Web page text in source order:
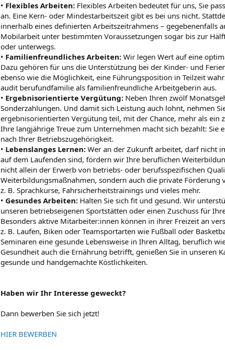
• Flexibles Arbeiten: Flexibles Arbeiten bedeutet für uns, Sie
an. Eine Kern- oder Mindestarbeitszeit gibt es bei uns nicht.
innerhalb eines definierten Arbeitszeitrahmens – gegebenenfalls
Mobilarbeit unter bestimmten Voraussetzungen sogar bis zur
oder unterwegs.
• Familienfreundliches Arbeiten: Wir legen Wert auf eine
Dazu gehören für uns die Unterstützung bei der Kinder- und
ebenso wie die Möglichkeit, eine Führungsposition in Teilzeit
audit berufundfamilie als familienfreundliche Arbeitgeberin aus.
• Ergebnisorientierte Vergütung: Neben Ihren zwölf
Sonderzahlungen. Und damit sich Leistung auch lohnt, nehmen
ergebnisorientierten Vergütung teil, mit der Chance, mehr als ein
Ihre langjährige Treue zum Unternehmen macht sich bezahlt: Sie
nach Ihrer Betriebszugehörigkeit.
• Lebenslanges Lernen: Wer an der Zukunft arbeitet, darf nicht
auf dem Laufenden sind, fördern wir Ihre beruflichen
nicht allein der Erwerb von betriebs- oder berufsspezifischen
Weiterbildungsmaßnahmen, sondern auch die private Förderung
z. B. Sprachkurse, Fahrsicherheitstrainings und vieles mehr.
• Gesundes Arbeiten: Halten Sie sich fit und gesund. Wir
unseren betriebseigenen Sportstätten oder einen Zuschuss für
Besonders aktive Mitarbeiter:innen können in ihrer Freizeit an
z. B. Laufen, Biken oder Teamsportarten wie Fußball oder
Seminaren eine gesunde Lebensweise in Ihren Alltag, beruflich
Gesundheit auch die Ernährung betrifft, genießen Sie in unseren
gesunde und handgemachte Köstlichkeiten.
Haben wir Ihr Interesse geweckt?
Dann bewerben Sie sich jetzt!
HIER BEWERBEN